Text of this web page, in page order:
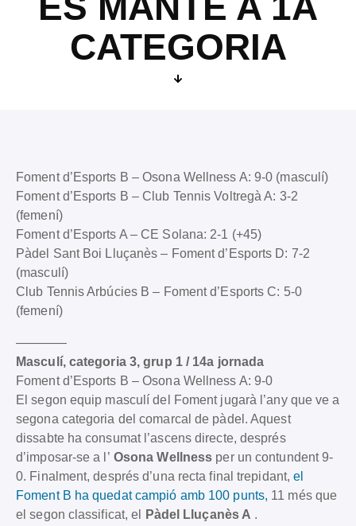
CATEGORIA
Foment d’Esports B – Osona Wellness A: 9-0 (masculí)
Foment d’Esports B – Club Tennis Voltregà A: 3-2
(femení)
Foment d’Esports A – CE Solana: 2-1 (+45)
Pàdel Sant Boi Lluçanès – Foment d’Esports D: 7-2
(masculí)
Club Tennis Arbúcies B – Foment d’Esports C: 5-0
(femení)
————
Masculí, categoria 3, grup 1 / 14a jornada
Foment d’Esports B – Osona Wellness A: 9-0
El segon equip masculí del Foment jugarà l’any que ve a
segona categoria del comarcal de pàdel. Aquest
dissabte ha consumat l’ascens directe, després
d’imposar-se a l’ Osona Wellness per un contundent 9-
0. Finalment, després d’una recta final trepidant,el
Foment B ha quedat campió amb 100 punts, 11 més que
el segon classificat, el
Pàdel Lluçanès A .